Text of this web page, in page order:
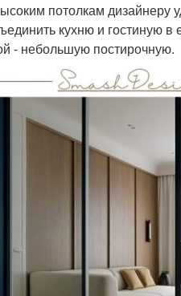
потолкам дизайнеру
кухню и гостиную в
- небольшую постирочную.